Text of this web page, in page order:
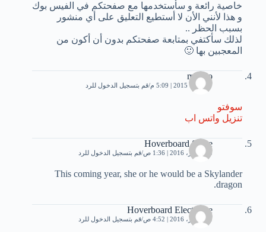
خاصية رائعة و سأستخدمها مع صفحتكم في الفيس بوك
و هذا لأنني الأن لا أستطيع التعليق على أي منشور
بسبب الحظر ..
لذلك سأكتفي بمتابعة صفحتكم بدون أن أكون من
المعجبين بها 🙂
mando
7 أكتوبر، 2015 | 5:09 م قم بتسجيل الدخول للرد
سوفتو
تنزيل واتس اب
Hoverboard Skate
15 أكتوبر، 2016 | 1:36 ص قم بتسجيل الدخول للرد
This coming year, she or he would be a Skylander
dragon.
Hoverboard Electrique
21 أكتوبر، 2016 | 4:52 ص قم بتسجيل الدخول للرد